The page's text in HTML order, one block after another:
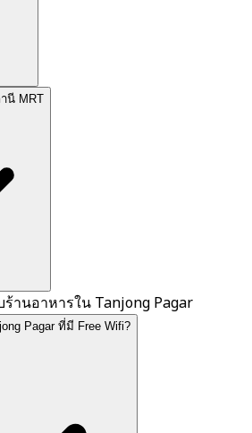
นี MRT
านอาหารใน Tanjong Pagar
Pagar ที่มี Free Wifi?